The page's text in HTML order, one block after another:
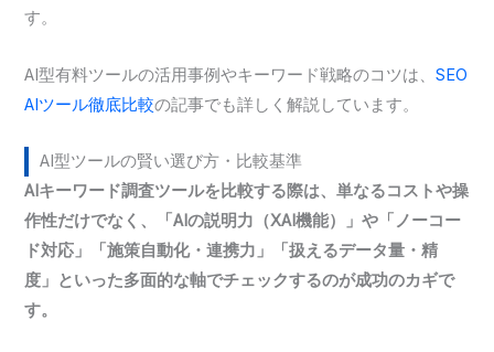
す。
AI型有料ツールの活用事例やキーワード戦略のコツは、SEO
AIツール徹底比較の記事でも詳しく解説しています。
AI型ツールの賢い選び方・比較基準
AIキーワード調査ツールを比較する際は、単なるコストや操
作性だけでなく、「AIの説明力（XAI機能）」や「ノーコー
ド対応」「施策自動化・連携力」「扱えるデータ量・精
度」といった多面的な軸でチェックするのが成功のカギで
す。